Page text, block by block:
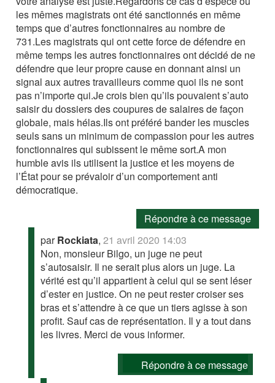
les mêmes magistrats ont été sanctionnés en même
temps que d’autres fonctionnaires au nombre de
731.Les magistrats qui ont cette force de défendre en
même temps les autres fonctionnaires ont décidé de ne
défendre que leur propre cause en donnant ainsi un
signal aux autres travailleurs comme quoi ils ne sont
pas n’importe qui.Je crois bien qu’ils pouvaient s’auto
saisir du dossiers des coupures de salaires de façon
globale, mais hélas.Ils ont préféré bander les muscles
seuls sans un minimum de compassion pour les autres
fonctionnaires qui subissent le même sort.A mon
humble avis ils utilisent la justice et les moyens de
l’État pour se prévaloir d’un comportement anti
démocratique.
Répondre à ce message
parRockiata,21 avril 2020 14:03
Non, monsieur Bilgo, un juge ne peut
s’autosaisir. Il ne serait plus alors un juge. La
vérité est qu’il appartient à celui qui se sent léser
d’ester en justice. On ne peut rester croiser ses
bras et s’attendre à ce que un tiers agisse à son
profit. Sauf cas de représentation. Il y a tout dans
les livres. Merci de vous informer.
Répondre à ce message